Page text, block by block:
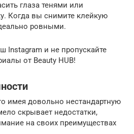
глаза тенями или
Когда вы снимите клейкую
ровными.
Instagram и не пропускайте
от Beauty HUB!
имея довольно нестандартную
скрывает недостатки,
на своих преимуществах